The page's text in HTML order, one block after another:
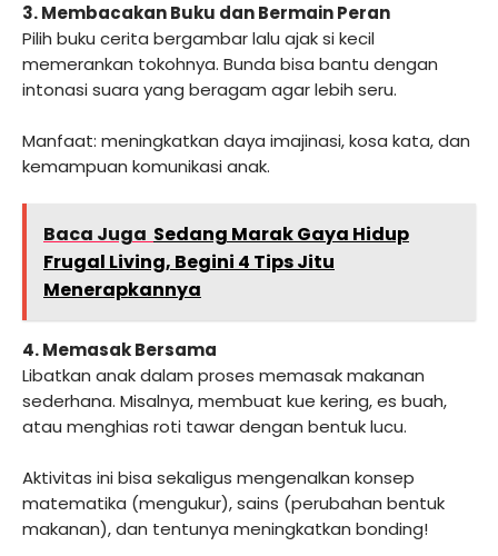
3. Membacakan Buku dan Bermain Peran
Pilih buku cerita bergambar lalu ajak si kecil
memerankan tokohnya. Bunda bisa bantu dengan
intonasi suara yang beragam agar lebih seru.
Manfaat: meningkatkan daya imajinasi, kosa kata, dan
kemampuan komunikasi anak.
Baca Juga Sedang Marak Gaya Hidup
Frugal Living, Begini 4 Tips Jitu
Menerapkannya
4. Memasak Bersama
Libatkan anak dalam proses memasak makanan
sederhana. Misalnya, membuat kue kering, es buah,
atau menghias roti tawar dengan bentuk lucu.
Aktivitas ini bisa sekaligus mengenalkan konsep
matematika (mengukur), sains (perubahan bentuk
makanan), dan tentunya meningkatkan bonding!